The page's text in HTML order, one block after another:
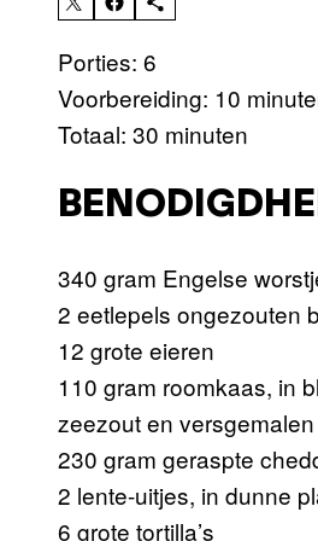
Porties: 6
Voorbereiding: 10
Totaal: 30 minuten
340 gram Engelse
2 eetlepels ongezouten
12 grote eieren
110 gram roomkaas, in
zeezout en
230 gram geraspte
2 lente-uitjes, in dunne
6 grote tortilla’s